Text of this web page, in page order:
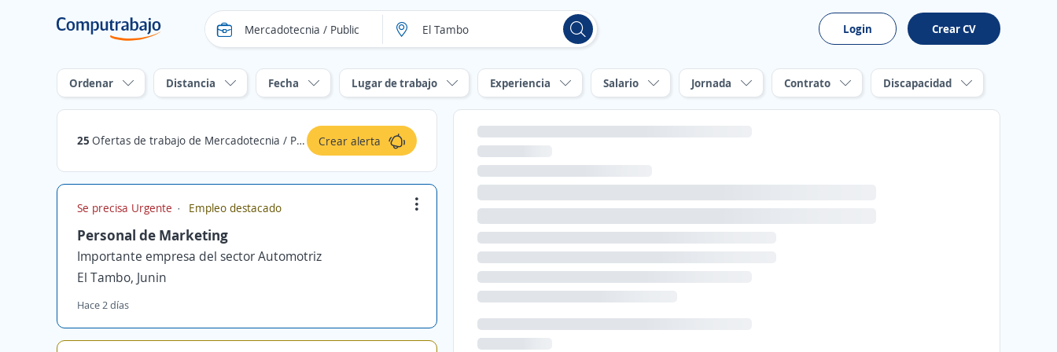
Login Crear CV
Ordenar Distancia Fecha Lugar de trabajo Experiencia Salario Jornada Contrato Discapacidad
25 Ofertas de trabajo de Mercadotecnia / Publicidad / Comunicación en El Tambo, Junin Crear alerta
Se precisa Urgente Empleo destacado
Personal de Marketing
Importante empresa del sector Automotriz
El Tambo, Junin
Hace 2 días